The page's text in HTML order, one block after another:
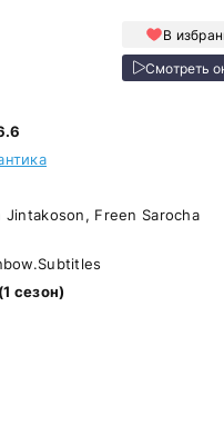
В
Смотреть
Jintakoson, Freen Sarocha
сезон)